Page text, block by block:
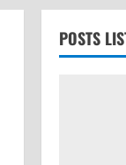
POSTS